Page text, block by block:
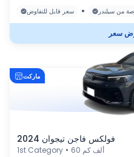
سعر قابل للتفاوض
• من سيلندر
سعر
ماركت
فولكس فاجن تيجوان 2024
1st Category • 60 ألف كم